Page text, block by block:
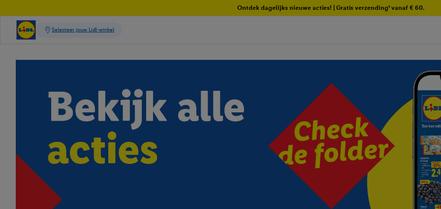
Ontdek dagelijks nieuwe acties! | Gratis verzending¹ vanaf € 60.